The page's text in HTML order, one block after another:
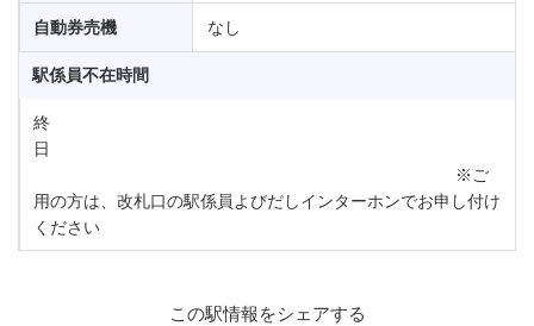
自動券売機 なし
駅係員不在時間
終
日
※ご
用の方は、改札口の駅係員よびだしインターホンでお申し付け
ください
この駅情報をシェアする